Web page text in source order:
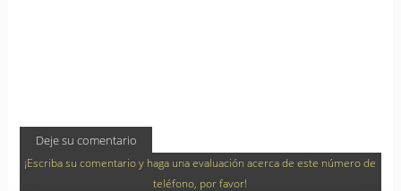
Deje su comentario
¡Escriba su comentario y haga una evaluación acerca de este número de
teléfono, por favor!